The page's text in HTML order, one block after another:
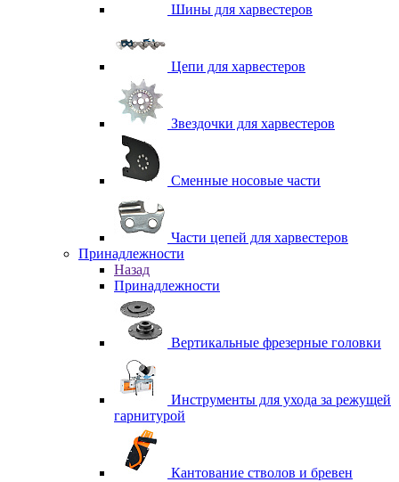
Шины для харвестеров
Цепи для харвестеров
Звездочки для харвестеров
Сменные носовые части
Части цепей для харвестеров
Принадлежности
Назад
Принадлежности
Вертикальные фрезерные головки
Инструменты для ухода за режущей
гарнитурой
Кантование стволов и бревен